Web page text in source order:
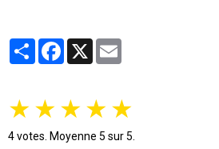
PartagerFacebook
X
★★★★★
4votes. Moyenne 5 sur 5.